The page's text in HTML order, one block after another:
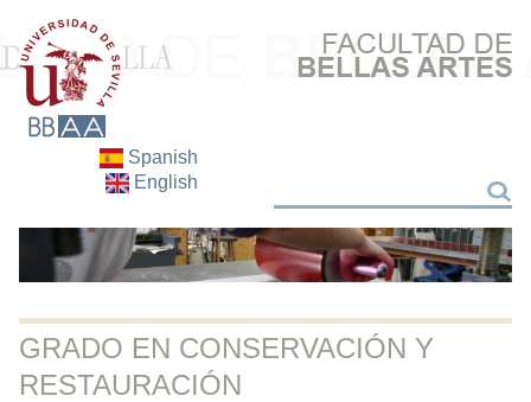
Spanish
English
Buscar
GRADO EN CONSERVACIÓN Y
RESTAURACIÓN